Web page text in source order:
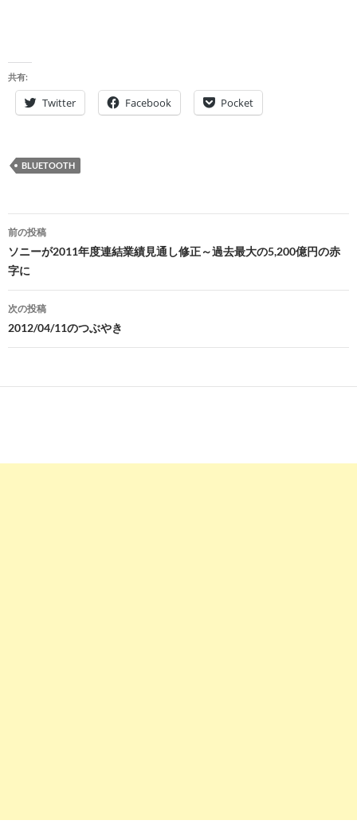
共有:
Twitter Facebook Pocket
BLUETOOTH
投
稿
ナ
ビ
ゲ
シ
前の投稿
ソニーが2011年度連結業績見通し修正～過去最大の5,200億円の赤
字に
次の投稿
2012/04/11のつぶやき